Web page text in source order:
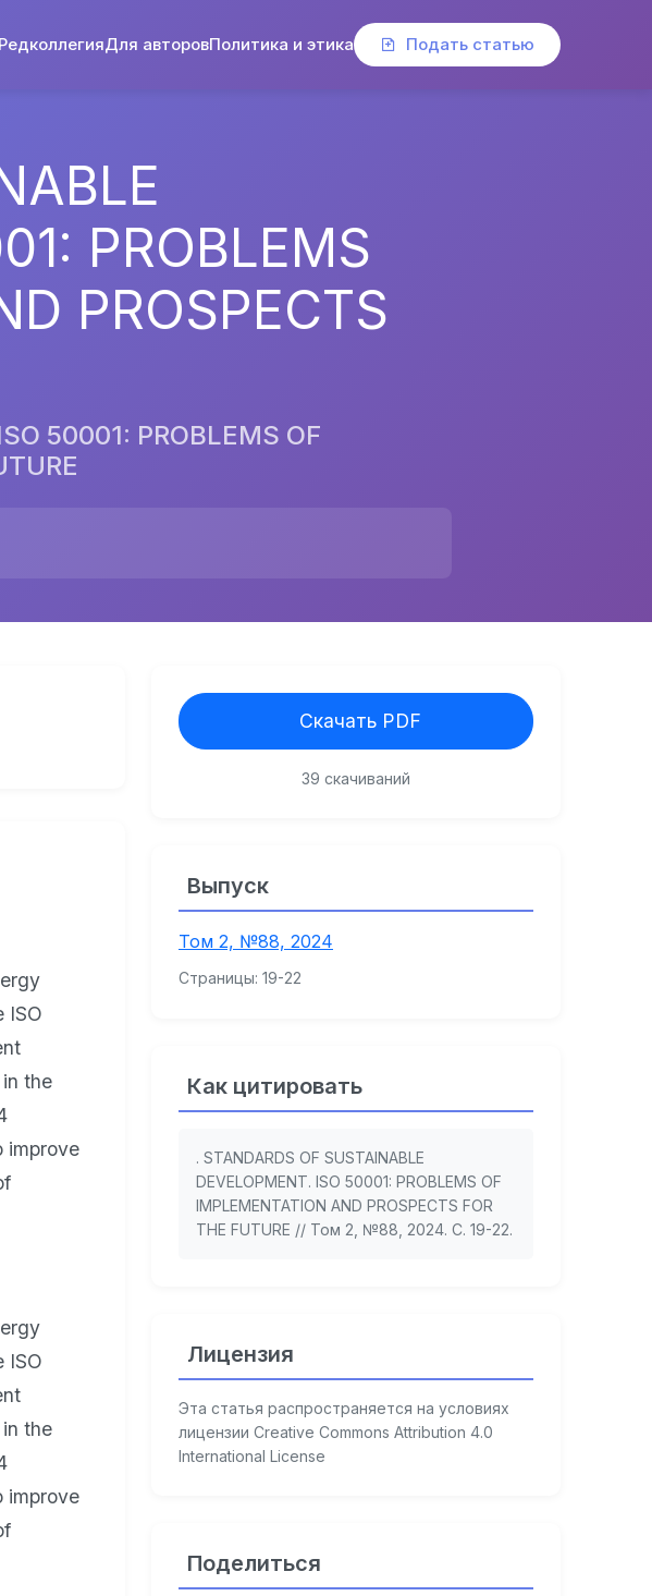
РедколлегияДля авторовПолитика и этика Подать статью
PROBLEMS
PROSPECTS
50001: PROBLEMS OF
ISO
the
improve
ISO
the
improve
Скачать PDF
39 скачиваний
Выпуск
Том 2, №88, 2024
Страницы: 19-22
Как цитировать
. STANDARDS OF SUSTAINABLE
DEVELOPMENT. ISO 50001: PROBLEMS OF
IMPLEMENTATION AND PROSPECTS FOR
THE FUTURE // Том 2, №88, 2024. С. 19-22.
Лицензия
Эта статья распространяется на условиях
лицензии Creative Commons Attribution 4.0
International License
Поделиться